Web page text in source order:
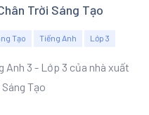
Trời Sáng Tạo
Tạo Tiếng Anh Lớp 3
3 - Lớp 3 của nhà xuất
Tạo